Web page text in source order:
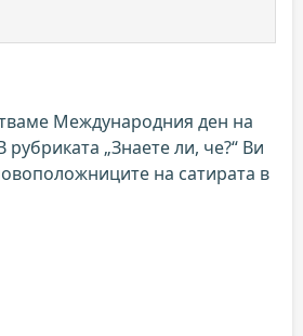
Международния ден на
„Знаете ли, че?“ Ви
на сатирата в